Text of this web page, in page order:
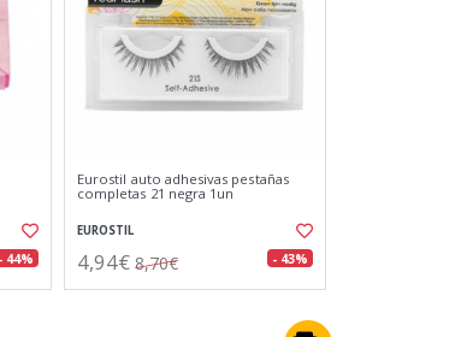
- 44%
Eurostil auto adhesivas pestañas
completas 21 negra 1un
EUROSTIL
4,94€ 8,70€ - 43%